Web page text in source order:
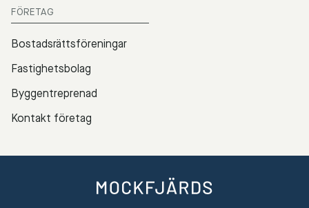
FÖRETAG
Bostadsrättsföreningar
Fastighetsbolag
Byggentreprenad
Kontakt företag